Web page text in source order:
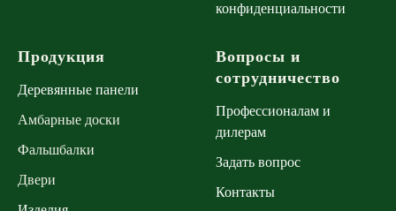
конфиденциальности
Продукция
Деревянные панели
Амбарные доски
Фальшбалки
Двери
Вопросы и
сотрудничество
Профессионалам и
дилерам
Задать вопрос
Контакты